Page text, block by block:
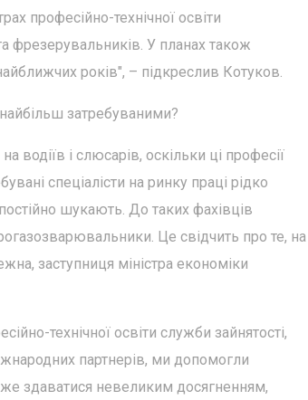
професійно-технічної освіти
фрезерувальників. У планах також
років", – підкреслив Котуков.
затребуваними?
водіїв і слюсарів, оскільки ці професії
спеціалісти на ринку праці рідко
шукають. До таких фахівців
Це свідчить про те, на
заступниця міністра економіки
технічної освіти служби зайнятості,
партнерів, ми допомогли
здаватися невеликим досягненням,